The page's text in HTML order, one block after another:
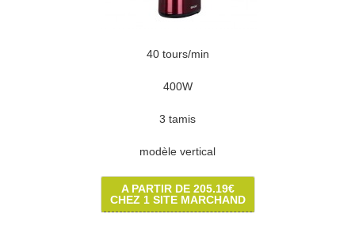
40 tours/min
400W
3 tamis
modèle vertical
A PARTIR DE 205.19€
CHEZ 1 SITE MARCHAND